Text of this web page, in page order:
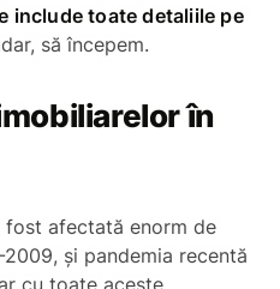
include toate detaliile pe
să începem.
în
fost afectată enorm de
și pandemia recentă
cu toate aceste